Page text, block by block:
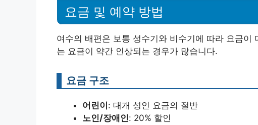
요금 및 예약 방법
여수의 배편은 보통 성수기와 비수기에 따라 요금이
는 요금이 약간 인상되는 경우가 많습니다.
요금 구조
어린이 : 대개 성인 요금의 절반
노인/장애인: 20% 할인